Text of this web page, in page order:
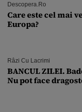
Descopera.ro
Care este cel mai
Europa?
Râzi Cu Lacrimi
BANCUL ZILEI.
Nu pot face